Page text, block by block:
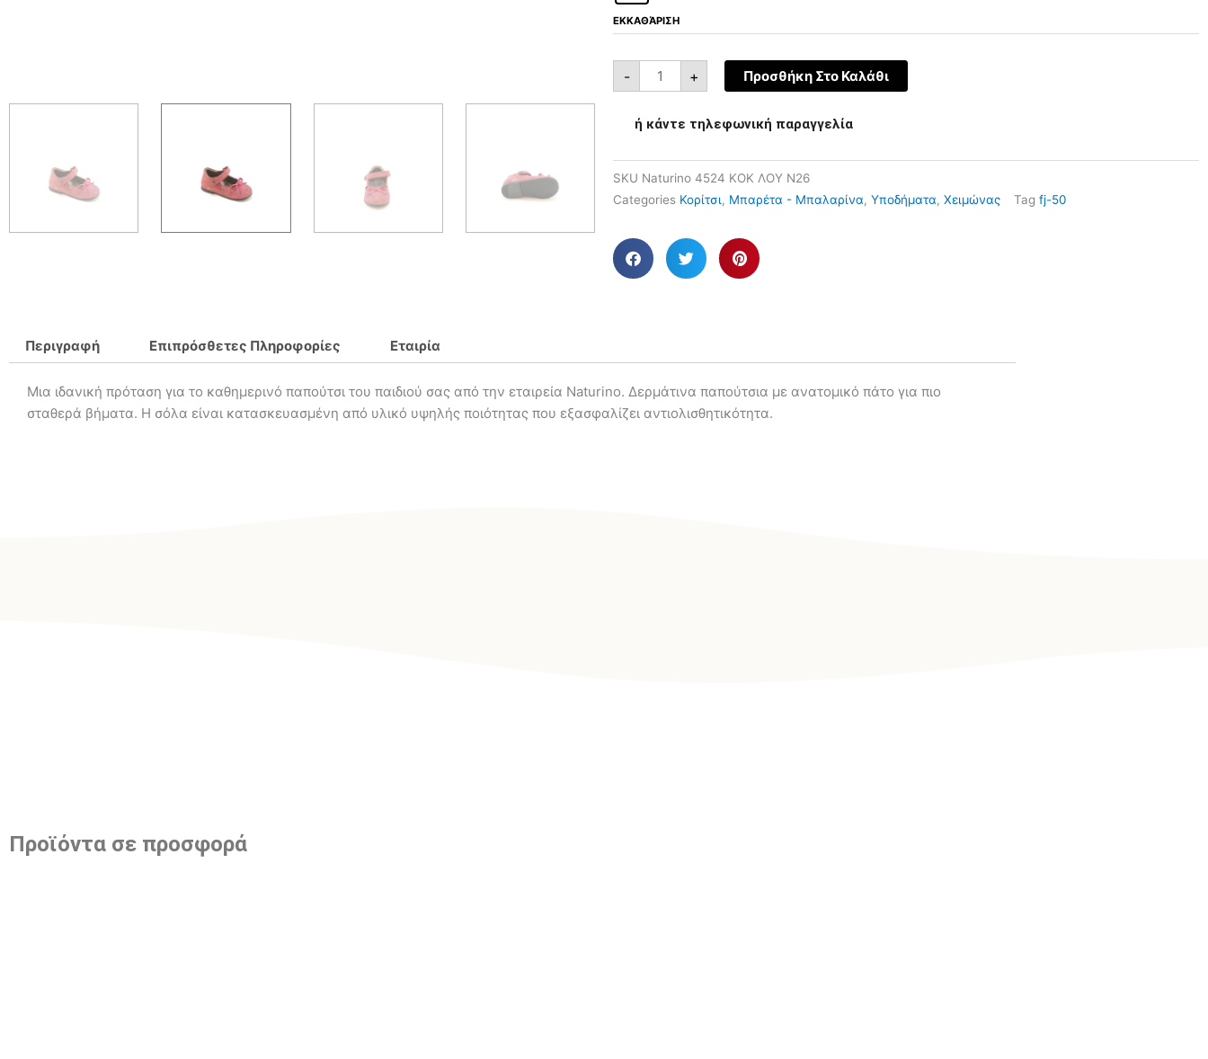
ΕΚΚΑΘΆΡΙΣΗ
- + Προσθήκη Στο Καλάθι
ή κάντε τηλεφωνική παραγγελία
SKU Naturino 4524 ΚΟΚ ΛΟΥ N26
Categories Κορίτσι, Μπαρέτα - Μπαλαρίνα, Υποδήματα, Χειμώνας Tag fj-50
Περιγραφή Επιπρόσθετες Πληροφορίες Εταιρία
Μια ιδανική πρόταση για το καθημερινό παπούτσι του παιδιού σας από την εταιρεία Naturino. Δερμάτινα παπούτσια με ανατομικό πάτο για πιο
σταθερά βήματα. Η σόλα είναι κατασκευασμένη από υλικό υψηλής ποιότητας που εξασφαλίζει αντιολισθητικότητα.
Προϊόντα σε προσφορά